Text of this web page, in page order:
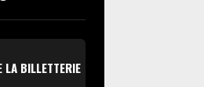
LA BILLETTERIE